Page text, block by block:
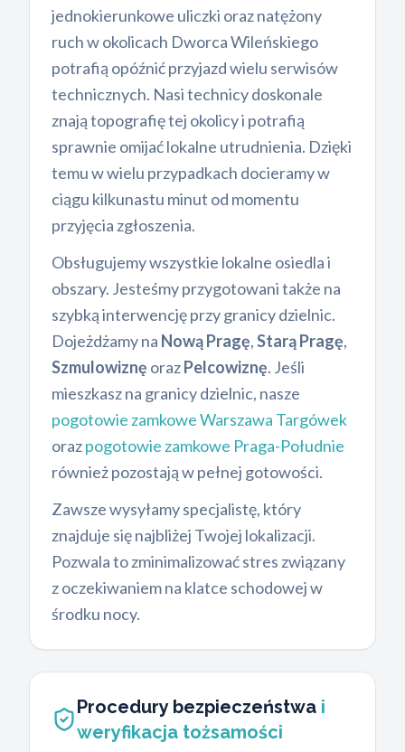
jednokierunkowe uliczki oraz natężony
ruch w okolicach Dworca Wileńskiego
potrafią opóźnić przyjazd wielu serwisów
technicznych. Nasi technicy doskonale
znają topografię tej okolicy i potrafią
sprawnie omijać lokalne utrudnienia. Dzięki
temu w wielu przypadkach docieramy w
ciągu kilkunastu minut od momentu
przyjęcia zgłoszenia.
Obsługujemy wszystkie lokalne osiedla i
obszary. Jesteśmy przygotowani także na
szybką interwencję przy granicy dzielnic.
Dojeżdżamy na Nową Pragę,Starą Pragę,
Szmulowiznę orazPelcowiznę. Jeśli
mieszkasz na granicy dzielnic, nasze
pogotowie zamkowe Warszawa Targówek
orazpogotowie zamkowe Praga-Południe
również pozostają w pełnej gotowości.
Zawsze wysyłamy specjalistę, który
znajduje się najbliżej Twojej lokalizacji.
Pozwala to zminimalizować stres związany
z oczekiwaniem na klatce schodowej w
środku nocy.
Procedury bezpieczeństwa i
weryfikacja tożsamości